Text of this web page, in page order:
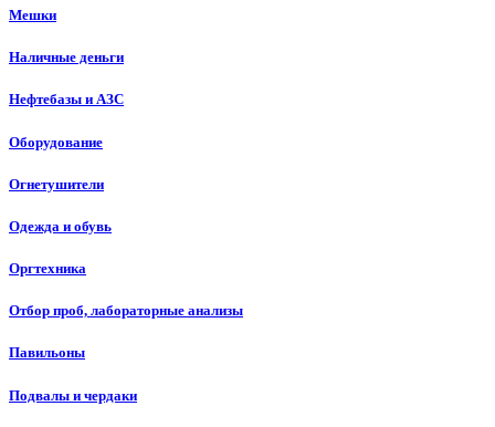
Мешки
Наличные деньги
Нефтебазы и АЗС
Оборудование
Огнетушители
Одежда и обувь
Оргтехника
Отбор проб, лабораторные анализы
Павильоны
Подвалы и чердаки